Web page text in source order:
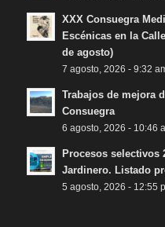
XXX Consuegra
Escénicas en la
de agosto)
7 agosto, 2026 - 9:32
Trabajos de mejora
Consuegra
6 agosto, 2026 - 10:46
Procesos selectivos
Jardinero. Listado
5 agosto, 2026 - 12:55